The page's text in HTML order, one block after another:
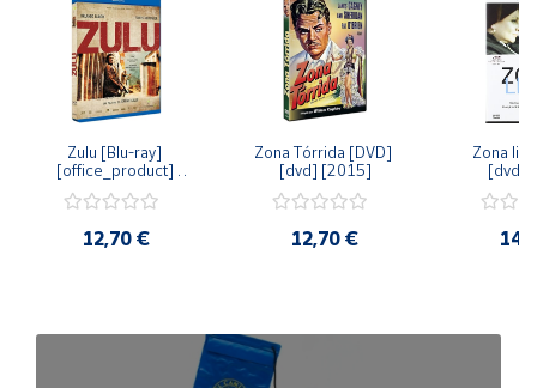
Zulu [Blu-ray]
[office_product]
12,70 €
Zona Tórrida [DVD]
[dvd] [2015]
12,70 €
Zona
[dvd]